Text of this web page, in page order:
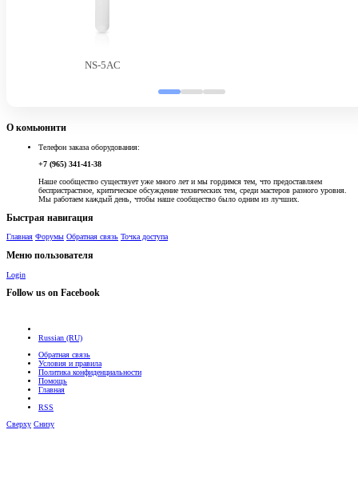
NS-5AC
О комьюнити
Телефон заказа оборудования:
+7 (965) 341-41-38
Наше сообщество существует уже много лет и мы гордимся тем, что предоставляем
беспристрастное, критическое обсуждение технических тем, среди мастеров разного уровня.
Мы работаем каждый день, чтобы наше сообщество было одним из лучших.
Быстрая навигация
Главная Форумы Обратная связь Точка доступа
Меню пользователя
Login
Follow us on Facebook
Russian (RU)
Обратная связь
Условия и правила
Политика конфиденциальности
Помощь
Главная
RSS
Сверху Снизу